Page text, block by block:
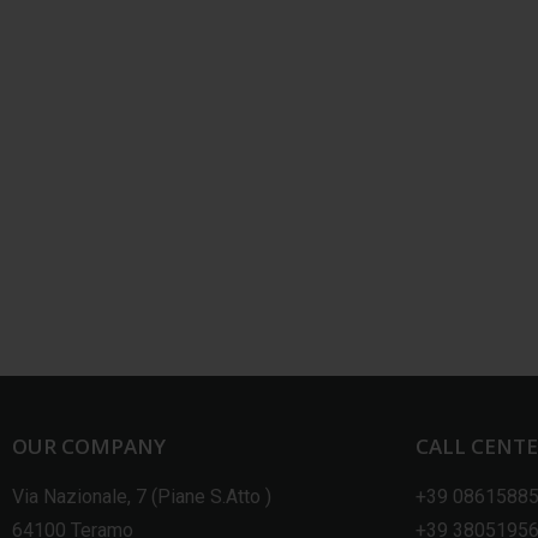
OUR COMPANY
Via Nazionale, 7 (Piane S.Atto )
64100 Teramo
CALL
+39
+39